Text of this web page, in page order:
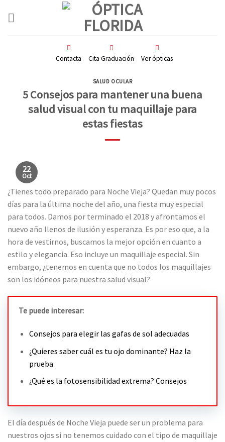
Contacta Cita Graduación Ver ópticas
SALUD OCULAR
5 Consejos para mantener una buena
salud visual con tu maquillaje para
estas fiestas
22
Oct
¿Tienes todo preparado para Noche Vieja? Quedan muy pocos
días para la última noche del año, una fiesta muy especial
para todos. Damos por terminado el 2018 y afrontamos el
nuevo año llenos de ilusión y esperanza. Es por eso que, a la
hora de vestirnos, buscamos la mejor opción en cuanto a
estilo y elegancia. Eso incluye un maquillaje especial. Sin
embargo, ¿tenemos en cuenta que no todos los maquillajes
son los idóneos para nuestra salud visual?
Te puede interesar:
Consejos para elegir las gafas de sol adecuadas
¿Quieres saber cuál es tu ojo dominante? Haz la
prueba
¿Qué es la fotosensibilidad extrema? Consejos
El día después de Noche Vieja puede ser un problema para
nuestros ojos si no tenemos cuidado con el tipo de maquillaje